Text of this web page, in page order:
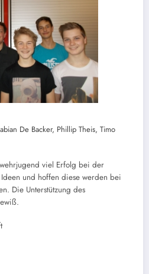
De Backer, Phillip Theis, Timo
viel Erfolg bei der
und hoffen diese werden bei
Die Unterstützung des